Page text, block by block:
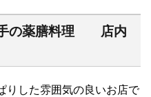
手の薬膳料理 店内
した雰囲気の良いお店で